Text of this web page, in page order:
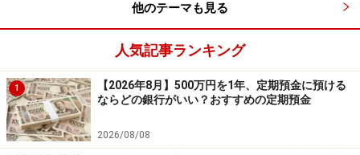
預入金額：1万円以上100万円まで（1円単位）
※「金利引き上げキャンペーン」が適用された金利。一
括預入限定で、きびだんご定期預金と合わせて募集総額
70億円に達した時点で取扱終了。1人100万円が上限で、
他のテーマも見る
人気記事ランキング
1
【2026年8月】500万円を1年、定期預金に預ける
ならどの銀行がいい？おすすめの定期預金
2026/08/08